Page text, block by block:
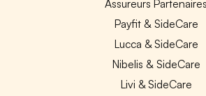
Assureurs Partenaires
Payfit & SideCare
Lucca & SideCare
Nibelis & SideCare
Livi & SideCare